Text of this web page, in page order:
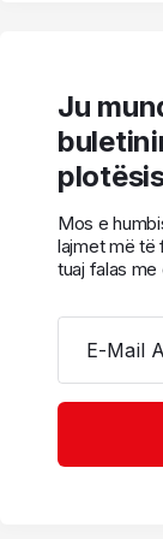
Ju
Mos e
lajmet më të
tuaj falas me
E-Mail